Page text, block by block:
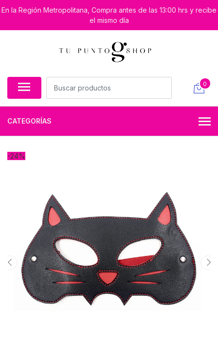
En la Región Metropolitana, Compra antes de las 13:00 hrs y recibe
el mismo día
0
CATEGORÍAS
-24%